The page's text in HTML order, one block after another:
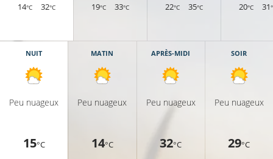
14°C 32°C 19°C 33°C 22°C 35°C 20°C 31
NUIT
Peu nuageux
15°C
MATIN
Peu nuageux
14°C
APRÈS-MIDI
Peu nuageux
32°C
SOIR
Peu nuageux
29°C
16°C
17°C